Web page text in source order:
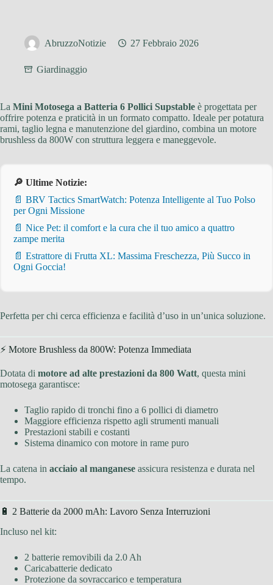
AbruzzoNotizie 27 Febbraio 2026
Giardinaggio
La Mini Motosega a Batteria 6 Pollici Supstable è progettata per
offrire potenza e praticità in un formato compatto. Ideale per potatura
rami, taglio legna e manutenzione del giardino, combina un motore
brushless da 800W con struttura leggera e maneggevole.
🔎 Ultime Notizie:
📄 BRV Tactics SmartWatch: Potenza Intelligente al Tuo Polso
per Ogni Missione
📄 Nice Pet: il comfort e la cura che il tuo amico a quattro
zampe merita
📄 Estrattore di Frutta XL: Massima Freschezza, Più Succo in
Ogni Goccia!
Perfetta per chi cerca efficienza e facilità d’uso in un’unica soluzione.
⚡ Motore Brushless da 800W: Potenza Immediata
Dotata di motore ad alte prestazioni da 800 Watt, questa mini
motosega garantisce:
Taglio rapido di tronchi fino a 6 pollici di diametro
Maggiore efficienza rispetto agli strumenti manuali
Prestazioni stabili e costanti
Sistema dinamico con motore in rame puro
La catena in acciaio al manganese assicura resistenza e durata nel
tempo.
🔋 2 Batterie da 2000 mAh: Lavoro Senza Interruzioni
Incluso nel kit:
2 batterie removibili da 2.0 Ah
Caricabatterie dedicato
Protezione da sovraccarico e temperatura